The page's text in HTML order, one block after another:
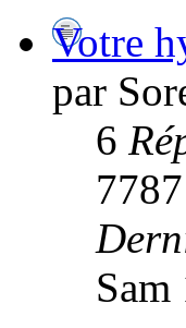
Votre
par
6
7787